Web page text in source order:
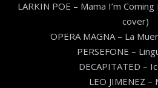
LARKIN POE – Mama I’m
cover)
OPERA MAGNA – La
PERSEFONE –
DECAPITATED –
LEO JIMENEZ –